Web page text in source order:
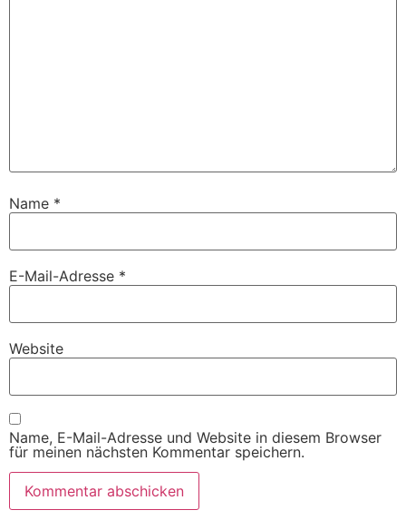
Name *
E-Mail-Adresse *
Website
Name, E-Mail-Adresse und Website in diesem Browser
für meinen nächsten Kommentar speichern.